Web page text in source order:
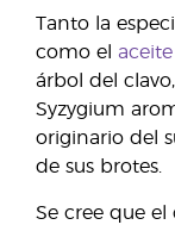
Tanto la
como el
árbol del
Syzygium
originario del
de sus brotes.
Se cree que